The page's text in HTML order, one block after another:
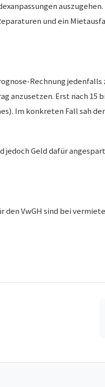
und ein
Rechnung
anzusetzen. Erst nach 15
Im konkreten Fall sah der
Geld dafür
VwGH sind bei